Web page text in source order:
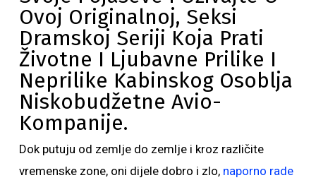
Ovoj Originalnoj, Seksi
Dramskoj Seriji Koja Prati
Životne I Ljubavne Prilike I
Neprilike Kabinskog Osoblja
Niskobudžetne Avio-
Kompanije.
Dok putuju od zemlje do zemlje i kroz različite
vremenske zone, oni dijele dobro i zlo, naporno rade